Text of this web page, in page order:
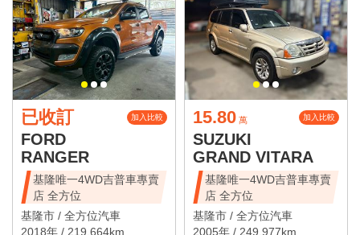
已收訂 加入比較
FORD
RANGER
基隆唯一4WD吉普車專賣
店 全方位
基隆市 / 全方位汽車
2018年 / 219,664km
15.80 萬 加入比較
SUZUKI
GRAND VITARA
基隆唯一4WD吉普車專賣
店 全方位
基隆市 / 全方位汽車
2005年 / 249,977km